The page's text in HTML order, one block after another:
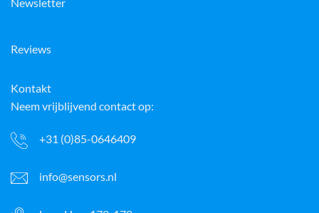
Reviews
Kontakt
Neem vrijblijvend contact op:
+31 (0)85-0646409
info@sensors.nl